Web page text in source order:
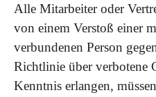
Alle Mitarbeiter oder
von einem Verstoß einer
verbundenen Person
Richtlinie über verbotene
Kenntnis erlangen,